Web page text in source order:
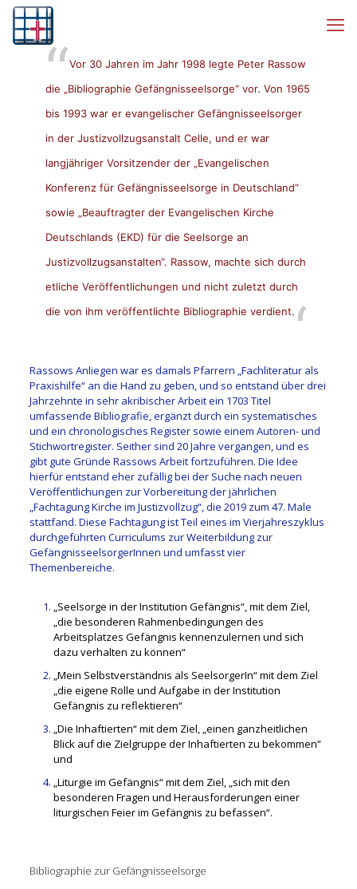
Vor 30 Jahren im Jahr 1998 legte Peter Rassow
die „Bibliographie Gefängnisseelsorge“ vor. Von 1965
bis 1993 war er evangelischer Gefängnisseelsorger
in der Justizvollzugsanstalt Celle, und er war
langjähriger Vorsitzender der „Evangelischen
Konferenz für Gefängnisseelsorge in Deutschland“
sowie „Beauftragter der Evangelischen Kirche
Deutschlands (EKD) für die Seelsorge an
Justizvollzugsanstalten“. Rassow, machte sich durch
etliche Veröffentlichungen und nicht zuletzt durch
die von ihm veröffentlichte Bibliographie verdient.
Rassows Anliegen war es damals Pfarrern „Fachliteratur als
Praxishilfe“ an die Hand zu geben, und so entstand über drei
Jahrzehnte in sehr akribischer Arbeit ein 1703 Titel
umfassende Bibliografie, ergänzt durch ein systematisches
und ein chronologisches Register sowie einem Autoren- und
Stichwortregister. Seither sind 20 Jahre vergangen, und es
gibt gute Gründe Rassows Arbeit fortzuführen. Die Idee
hierfür entstand eher zufällig bei der Suche nach neuen
Veröffentlichungen zur Vorbereitung der jährlichen
„Fachtagung Kirche im Justizvollzug“, die 2019 zum 47. Male
stattfand. Diese Fachtagung ist Teil eines im Vierjahreszyklus
durchgeführten Curriculums zur Weiterbildung zur
GefängnisseelsorgerInnen und umfasst vier
Themenbereiche.
„Seelsorge in der Institution Gefängnis“, mit dem Ziel,
„die besonderen Rahmenbedingungen des
Arbeitsplatzes Gefängnis kennenzulernen und sich
dazu verhalten zu können“
„Mein Selbstverständnis als SeelsorgerIn“ mit dem Ziel
„die eigene Rolle und Aufgabe in der Institution
Gefängnis zu reflektieren“
„Die Inhaftierten“ mit dem Ziel, „einen ganzheitlichen
Blick auf die Zielgruppe der Inhaftierten zu bekommen“
und
„Liturgie im Gefängnis“ mit dem Ziel, „sich mit den
besonderen Fragen und Herausforderungen einer
liturgischen Feier im Gefängnis zu befassen“.
Bibliographie zur Gefängnisseelsorge